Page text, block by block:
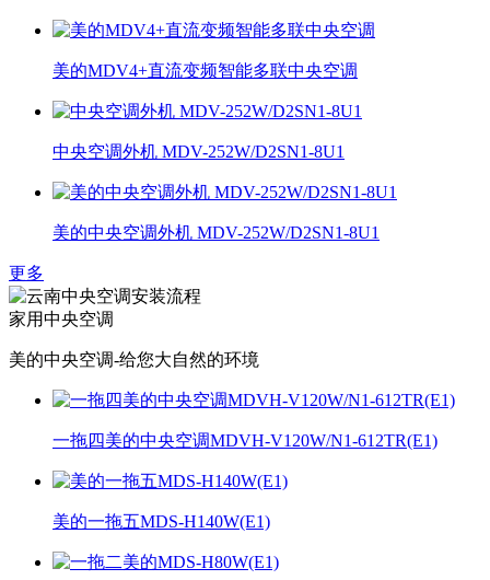
美的MDV4+直流变频智能多联中央空调
中央空调外机 MDV-252W/D2SN1-8U1
美的中央空调外机 MDV-252W/D2SN1-8U1
更多
家用中央空调
美的中央空调-给您大自然的环境
一拖四美的中央空调MDVH-V120W/N1-612TR(E1)
美的一拖五MDS-H140W(E1)